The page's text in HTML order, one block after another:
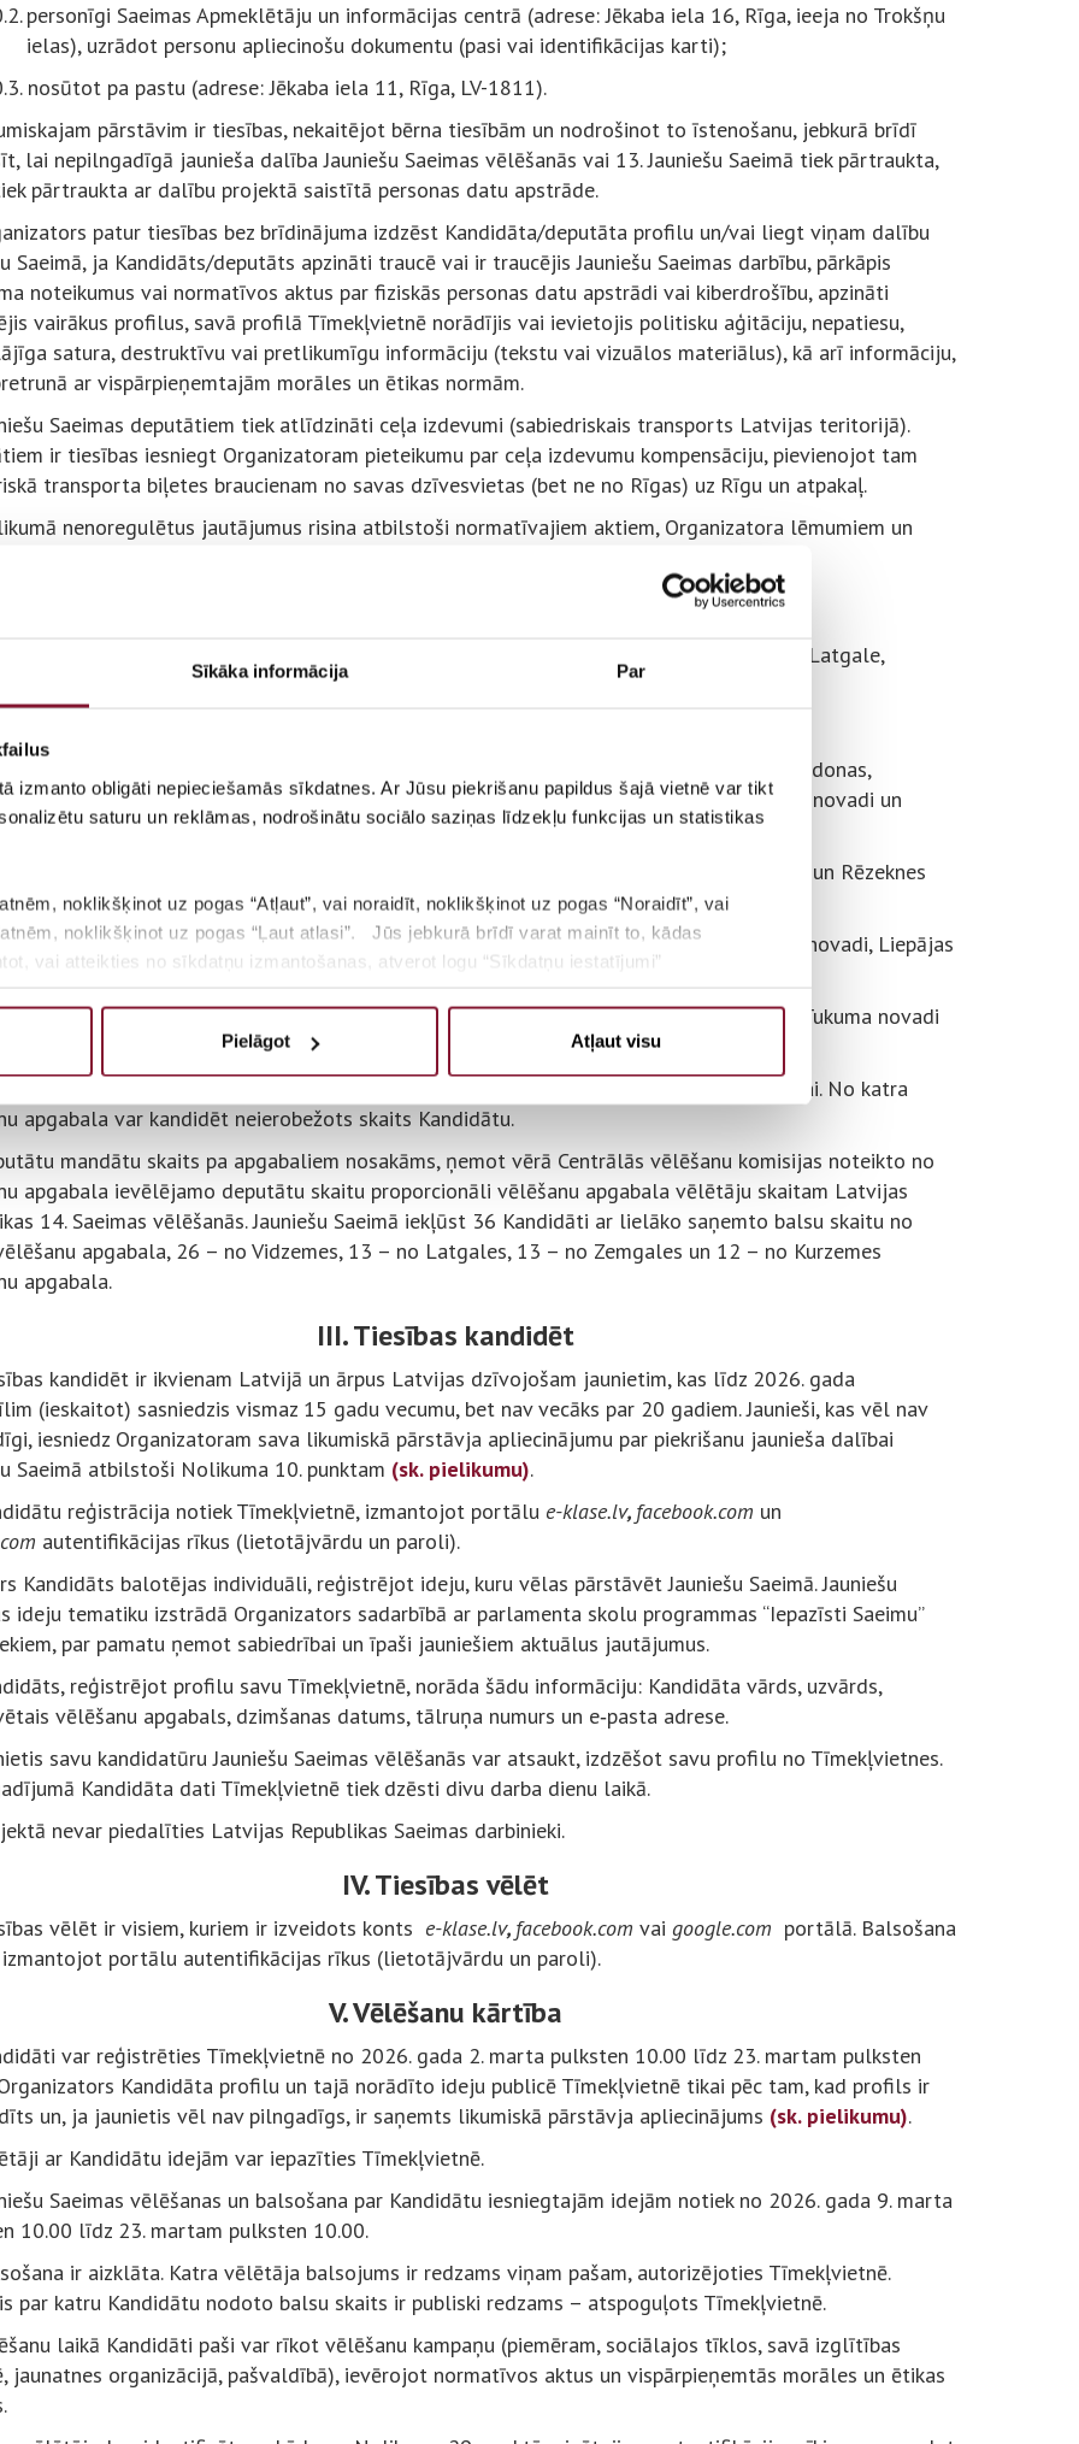
Sīkāka informācija Par
izmanto obligāti nepieciešamās sīkdatnes. Ar Jūsu piekrišanu papildus šajā vietnē var tikt
saturu un reklāmas, nodrošinātu sociālo saziņas līdzekļu funkcijas un statistikas
noklikšķinot uz pogas “Atļaut”, vai noraidīt, noklikšķinot uz pogas “Noraidīt”, vai
noklikšķinot uz pogas “Ļaut atlasi”. Jūs jebkurā brīdī varat mainīt to, kādas
vai atteikties no sīkdatņu izmantošanas, atverot logu “Sīkdatņu iestatījumi”
Pielāgot Atļaut visu
personīgi Saeimas Apmeklētāju un informācijas centrā (adrese: Jēkaba iela 16, Rīga, ieeja no Trokšņu
ielas), uzrādot personu apliecinošu dokumentu (pasi vai identifikācijas karti);
nosūtot pa pastu (adrese: Jēkaba iela 11, Rīga, LV-1811).
pārstāvim ir tiesības, nekaitējot bērna tiesībām un nodrošinot to īstenošanu, jebkurā brīdī
lai nepilngadīgā jaunieša dalība Jauniešu Saeimas vēlēšanās vai 13. Jauniešu Saeimā tiek pārtraukta,
pārtraukta ar dalību projektā saistītā personas datu apstrāde.
patur tiesības bez brīdinājuma izdzēst Kandidāta/deputāta profilu un/vai liegt viņam dalību
Saeimā, ja Kandidāts/deputāts apzināti traucē vai ir traucējis Jauniešu Saeimas darbību, pārkāpis
noteikumus vai normatīvos aktus par fiziskās personas datu apstrādi vai kiberdrošību, apzināti
vairākus profilus, savā profilā Tīmekļvietnē norādījis vai ievietojis politisku aģitāciju, nepatiesu,
satura, destruktīvu vai pretlikumīgu informāciju (tekstu vai vizuālos materiālus), kā arī informāciju,
ar vispārpieņemtajām morāles un ētikas normām.
Saeimas deputātiem tiek atlīdzināti ceļa izdevumi (sabiedriskais transports Latvijas teritorijā).
ir tiesības iesniegt Organizatoram pieteikumu par ceļa izdevumu kompensāciju, pievienojot tam
transporta biļetes braucienam no savas dzīvesvietas (bet ne no Rīgas) uz Rīgu un atpakaļ.
nenoregulētus jautājumus risina atbilstoši normatīvajiem aktiem, Organizatora lēmumiem un
Saeimas vēlēšanām Latvija sadalāma piecos vēlēšanu apgabalos – Rīga, Vidzeme, Latgale,
un Zemgale.
vēlēšanu apgabalā ietilpst Ādažu, Alūksnes, Cēsu, Gulbenes, Ķekavas, Limbažu, Madonas,
Ogres, Olaines, Ropažu, Salaspils, Saulkrastu, Siguldas, Smiltenes, Valkas un Valmieras novadi un
valstspilsēta.
vēlēšanu apgabalā ietilpst Augšdaugavas, Balvu, Krāslavas, Līvānu, Ludzas, Preiļu un Rēzeknes
Daugavpils valstspilsēta un Rēzeknes valstspilsēta.
vēlēšanu apgabalā ietilpst Dienvidkurzemes, Kuldīgas, Saldus, Talsu un Ventspils novadi, Liepājas
un Ventspils valstspilsēta.
vēlēšanu apgabalā ietilpst Aizkraukles, Bauskas, Dobeles, Jelgavas, Jēkabpils un Tukuma novadi
valstspilsēta.
reģistrējas dalībai projektā atbilstoši savai deklarētajai vai faktiskajai dzīvesvietai. No katra
apgabala var kandidēt neierobežots skaits Kandidātu.
mandātu skaits pa apgabaliem nosakāms, ņemot vērā Centrālās vēlēšanu komisijas noteikto no
apgabala ievēlējamo deputātu skaitu proporcionāli vēlēšanu apgabala vēlētāju skaitam Latvijas
14. Saeimas vēlēšanās. Jauniešu Saeimā iekļūst 36 Kandidāti ar lielāko saņemto balsu skaitu no
apgabala, 26 – no Vidzemes, 13 – no Latgales, 13 – no Zemgales un 12 – no Kurzemes
apgabala.
III. Tiesības kandidēt
kandidēt ir ikvienam Latvijā un ārpus Latvijas dzīvojošam jaunietim, kas līdz 2026. gada
(ieskaitot) sasniedzis vismaz 15 gadu vecumu, bet nav vecāks par 20 gadiem. Jaunieši, kas vēl nav
iesniedz Organizatoram sava likumiskā pārstāvja apliecinājumu par piekrišanu jaunieša dalībai
Saeimā atbilstoši Nolikuma 10. punktam (sk. pielikumu).
reģistrācija notiek Tīmekļvietnē, izmantojot portālu e-klase.lv, facebook.com un
autentifikācijas rīkus (lietotājvārdu un paroli).
Kandidāts balotējas individuāli, reģistrējot ideju, kuru vēlas pārstāvēt Jauniešu Saeimā. Jauniešu
ideju tematiku izstrādā Organizators sadarbībā ar parlamenta skolu programmas “Iepazīsti Saeimu”
par pamatu ņemot sabiedrībai un īpaši jauniešiem aktuālus jautājumus.
reģistrējot profilu savu Tīmekļvietnē, norāda šādu informāciju: Kandidāta vārds, uzvārds,
vēlēšanu apgabals, dzimšanas datums, tālruņa numurs un e‑pasta adrese.
savu kandidatūru Jauniešu Saeimas vēlēšanās var atsaukt, izdzēšot savu profilu no Tīmekļvietnes.
Kandidāta dati Tīmekļvietnē tiek dzēsti divu darba dienu laikā.
nevar piedalīties Latvijas Republikas Saeimas darbinieki.
IV. Tiesības vēlēt
vēlēt ir visiem, kuriem ir izveidots konts e-klase.lv, facebook.com vai google.com portālā. Balsošana
izmantojot portālu autentifikācijas rīkus (lietotājvārdu un paroli).
V. Vēlēšanu kārtība
var reģistrēties Tīmekļvietnē no 2026. gada 2. marta pulksten 10.00 līdz 23. martam pulksten
Kandidāta profilu un tajā norādīto ideju publicē Tīmekļvietnē tikai pēc tam, kad profils ir
un, ja jaunietis vēl nav pilngadīgs, ir saņemts likumiskā pārstāvja apliecinājums (sk. pielikumu).
ar Kandidātu idejām var iepazīties Tīmekļvietnē.
Saeimas vēlēšanas un balsošana par Kandidātu iesniegtajām idejām notiek no 2026. gada 9. marta
10.00 līdz 23. martam pulksten 10.00.
ir aizklāta. Katra vēlētāja balsojums ir redzams viņam pašam, autorizējoties Tīmekļvietnē.
par katru Kandidātu nodoto balsu skaits ir publiski redzams – atspoguļots Tīmekļvietnē.
laikā Kandidāti paši var rīkot vēlēšanu kampaņu (piemēram, sociālajos tīklos, savā izglītības
jaunatnes organizācijā, pašvaldībā), ievērojot normatīvos aktus un vispārpieņemtās morāles un ētikas